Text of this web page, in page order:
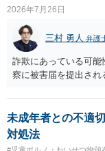
2026年7月26日
三村 勇人 弁護
詐欺にあっている可
察に被害届を提出され
未成年者との不適
対処法
#児童ポルノ・わいせつ物頒